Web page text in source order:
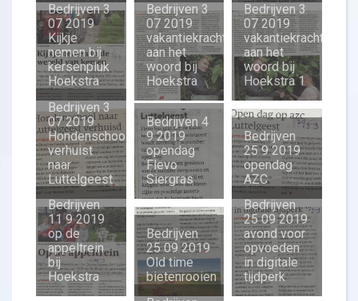
Bedrijven 3
07 2019
Kijkje
nemen bij
kersenpluk
Hoekstra
Bedrijven 3
07 2019
vakantiekracht
aan het
woord bij
Hoekstra
Bedrijven 3
07 2019
vakantiekracht
aan het
woord bij
Hoekstra 1
Bedrijven 3
07 2019
Hondenschool
verhuist
naar
Luttelgeest
Bedrijven 4
9 2019
opendag
Flevo
Siergras
Bedrijven
25 9 2019
opendag
AZC
Bedrijven
11 9 2019
op de
appeltrein
bij
Hoekstra
Bedrijven
25 09 2019
Old time
bietenrooien
Bedrijven
25 09 2019
avond voor
opvoeden
in digitale
tijdperk